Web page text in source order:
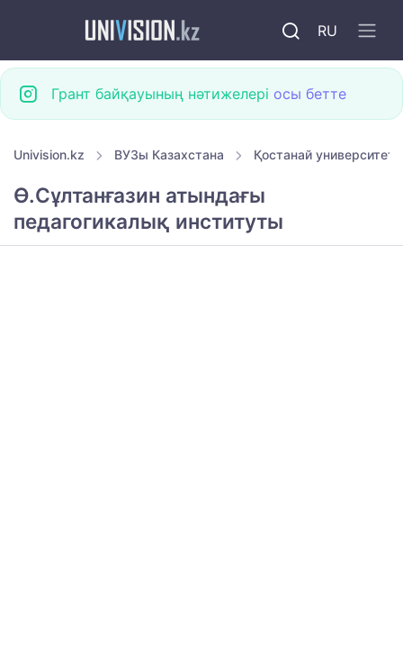
RU
Грант байқауының нәтижелері осы бетте
Univision.kz ВУЗы Казахстана Қостанай
Ө.Сұлтанғазин атындағы
педагогикалық институты